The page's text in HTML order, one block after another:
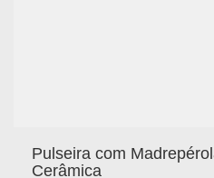
Pulseira com
Cerâmica